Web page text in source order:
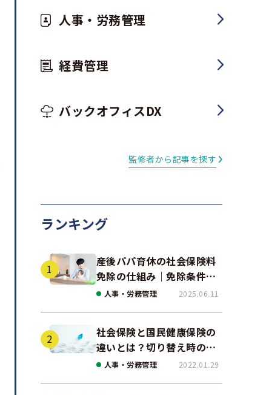
人事・労務管理
経費管理
バックオフィスDX
監修者から記事を探す
ランキング
産後パパ育休の社会保険料
免除の仕組み｜免除条件と
事例、手続きの注意点を解
人事・労務管理 2025.06.11
社会保険と国民健康保険の
違いとは？切り替え時の手
続きや任意継続について解
人事・労務管理 2022.01.29